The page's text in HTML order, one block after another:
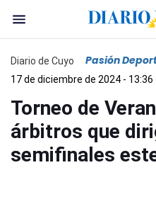
Diario de Cuyo Pasión
17 de diciembre de 2024 - 13:36
Torneo de
árbitros que
semifinales